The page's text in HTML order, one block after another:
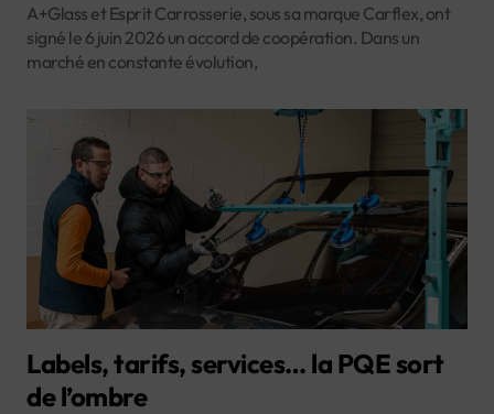
A+Glass et Esprit Carrosserie, sous sa marque Carflex, ont
signé le 6 juin 2026 un accord de coopération. Dans un
marché en constante évolution,
Labels, tarifs, services… la PQE sort
de l’ombre